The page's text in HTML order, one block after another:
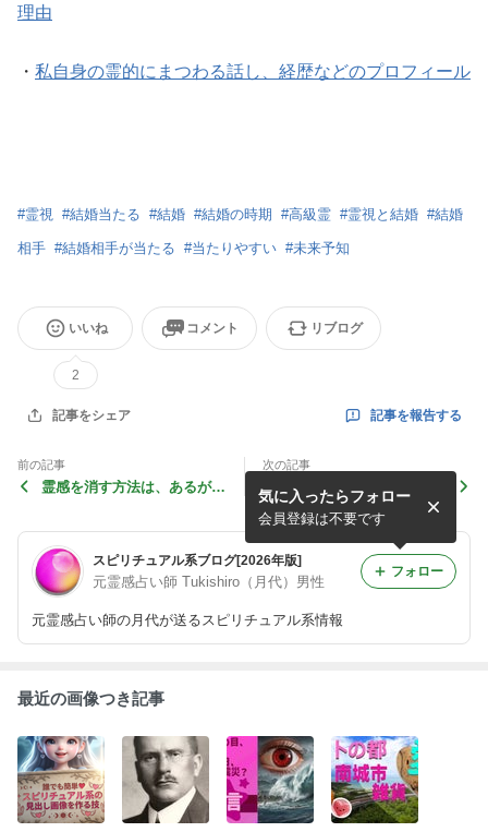
理由
・ 私自身の霊的にまつわる話し、経歴などのプロフィール
#霊視 #結婚当たる #結婚 #結婚の時期 #高級霊 #霊視と結婚 #結婚
相手 #結婚相手が当たる #当たりやすい #未来予知
いいね
2
コメント リブログ
記事をシェア 記事を報告する
前の記事
霊感を消す方法は、あるが！
次の記事
霊視で浮気は、探偵になった
つもりで相談するのもポイン
ト
スピリチュアル系ブログ[2026年版]
元霊感占い師 Tukishiro（月代）男性
元霊感占い師の月代が送るスピリチュアル系情報
気に入ったらフォロー
会員登録は不要です
フォロー
最近の画像つき記事